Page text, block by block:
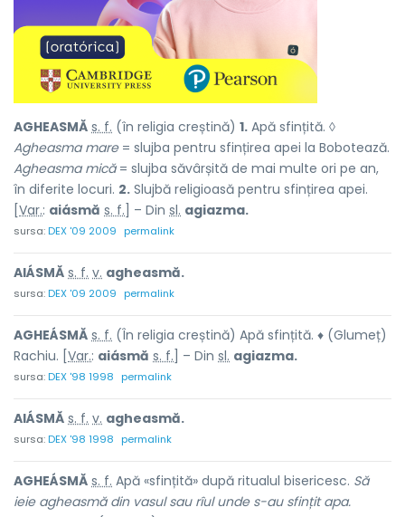
AGHEASMĂ s. f. (în religia creștină) 1. Apă sfințită. ◊
Agheasma mare= slujba pentru sfințirea apei la Bobotează.
Agheasma mică= slujba săvârșită de mai multe ori pe an,
în diferite locuri. 2. Slujbă religioasă pentru sfințirea apei.
Var.: aiásmă s. f. ] – Din sl. agiazma.
sursa:DEX '09 2009 permalink
AIÁSMĂ s. f. v. agheasmă.
sursa:DEX '09 2009 permalink
AGHEÁSMĂ s. f. (În religia creștină) Apă sfințită. ♦ (Glumeț)
Rachiu. [ Var.: aiásmă s. f. ] – Din sl. agiazma.
sursa:DEX '98 1998 permalink
AIÁSMĂ s. f. v. agheasmă.
sursa:DEX '98 1998 permalink
AGHEÁSMĂ s. f. Apă «sfințită» după ritualul bisericesc. Să
ieie agheasmă din vasul sau rîul unde s-au sfințit apa.